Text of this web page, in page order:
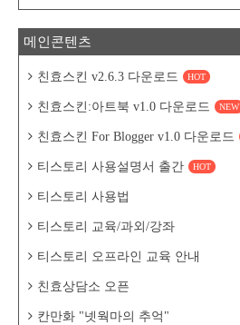
메인콘텐츠
친효스킨 v2.6.3 다운로드 HOT
친효스킨:아트북 v1.0 다운로드 NEW
친효스킨 For Blogger v1.0 다운로드
티스토리 사용설명서 출간 HOT
티스토리 사용법
티스토리 교육/과외/강좌
티스토리 오프라인 교육 안내
친효상담소 오픈
칸만화 "넷웍마의 추억"